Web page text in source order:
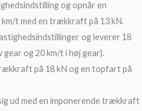
og opnår en
km/t med en trækkraft på 13 kN.
og leverer 18
og 20 km/t i høj gear).
på 18 kN og en topfart på
ud med en imponerende trækkraft